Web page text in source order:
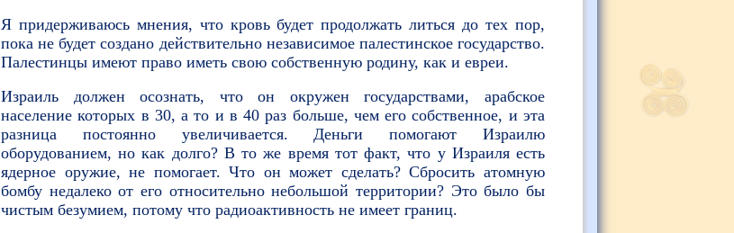
Я придерживаюсь мнения, что кровь будет продолжать литься до тех пор,
пока не будет создано действительно независимое палестинское государство.
Палестинцы имеют право иметь свою собственную родину, как и евреи.
Израиль должен осознать, что он окружен государствами, арабское
население которых в 30, а то и в 40 раз больше, чем его собственное, и эта
разница постоянно увеличивается. Деньги помогают Израилю
оборудованием, но как долго? В то же время тот факт, что у Израиля есть
ядерное оружие, не помогает. Что он может сделать? Сбросить атомную
бомбу недалеко от его относительно небольшой территории? Это было бы
чистым безумием, потому что радиоактивность не имеет границ.